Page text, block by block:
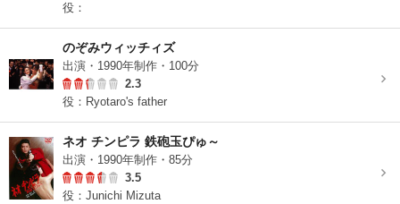
役：
のぞみウィッチィズ
出演・1990年制作・100分
2.3
役：Ryotaro's father
ネオ チンピラ 鉄砲玉ぴゅ～
出演・1990年制作・85分
3.5
役：Junichi Mizuta